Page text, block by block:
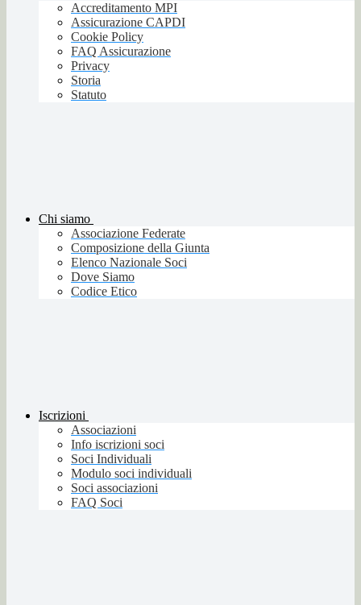
Accreditamento MPI
Assicurazione CAPDI
Cookie Policy
FAQ Assicurazione
Privacy
Storia
Statuto
Chi siamo
Associazione Federate
Composizione della Giunta
Elenco Nazionale Soci
Dove Siamo
Codice Etico
Iscrizioni
Associazioni
Info iscrizioni soci
Soci Individuali
Modulo soci individuali
Soci associazioni
FAQ Soci